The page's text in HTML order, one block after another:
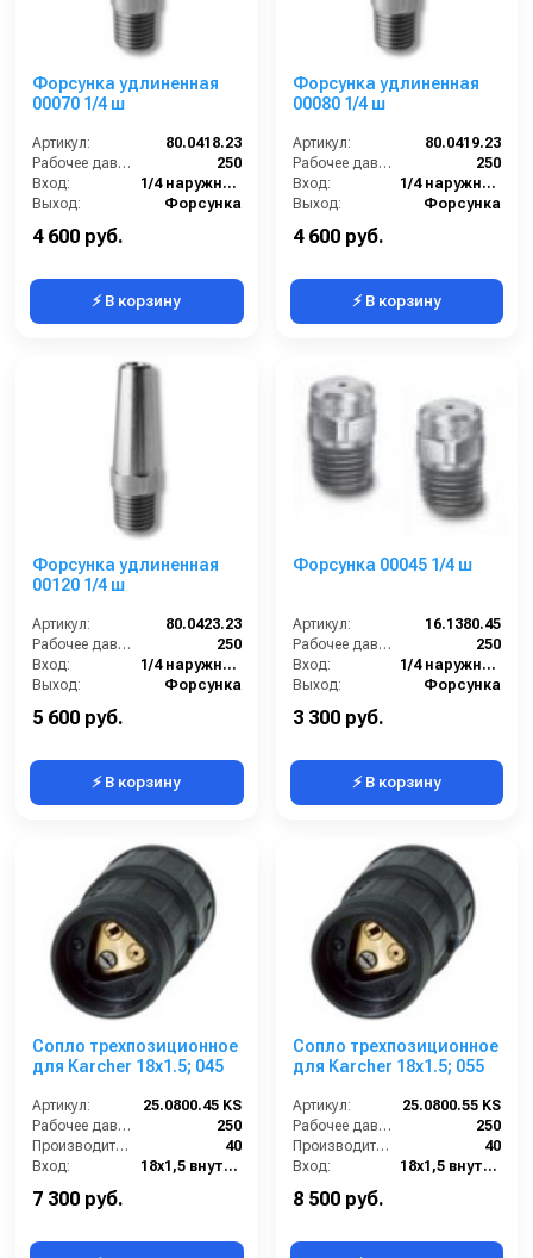
Форсунка удлиненная
00070 1/4 ш
Артикул:
80.0418.23
Рабочее давление (бар):
250
Вход:
1/4 наружняя резьба
Выход:
Форсунка
4 600 руб.
⚡ В корзину
Форсунка удлиненная
00080 1/4 ш
Артикул:
80.0419.23
Рабочее давление (бар):
250
Вход:
1/4 наружняя резьба
Выход:
Форсунка
4 600 руб.
⚡ В корзину
Форсунка удлиненная
00120 1/4 ш
Артикул:
80.0423.23
Рабочее давление (бар):
250
Вход:
1/4 наружняя резьба
Выход:
Форсунка
5 600 руб.
⚡ В корзину
Форсунка 00045 1/4 ш
Артикул:
16.1380.45
Рабочее давление (бар):
250
Вход:
1/4 наружняя резьба
Выход:
Форсунка
3 300 руб.
⚡ В корзину
Сопло трехпозиционное
для Karcher 18x1.5; 045
Артикул:
25.0800.45 KS
Рабочее давление (бар):
250
Производительность (л/мин):
40
Вход:
18х1,5 внутренняя резьба
7 300 руб.
Сопло трехпозиционное
для Karcher 18x1.5; 055
Артикул:
25.0800.55 KS
Рабочее давление (бар):
250
Производительность (л/мин):
40
Вход:
18х1,5 внутренняя резьба
8 500 руб.